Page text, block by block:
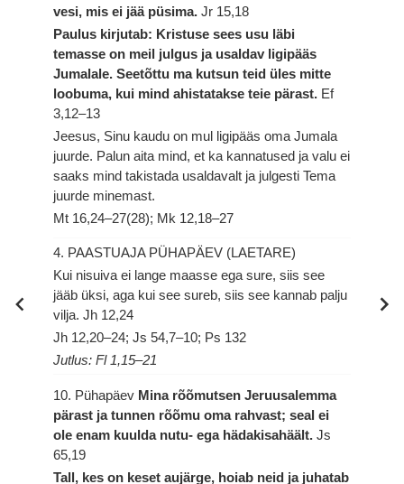
vesi, mis ei jää püsima.Jr 15,18
Paulus kirjutab: Kristuse sees usu läbi
temasse on meil julgus ja usaldav ligipääs
Jumalale. Seetõttu ma kutsun teid üles mitte
loobuma, kui mind ahistatakse teie pärast. Ef
3,12–13
Jeesus, Sinu kaudu on mul ligipääs oma Jumala
juurde. Palun aita mind, et ka kannatused ja valu ei
saaks mind takistada usaldavalt ja julgesti Tema
juurde minemast.
Mt 16,24–27(28); Mk 12,18–27
4. PAASTUAJA PÜHAPÄEV (LAETARE)
Kui nisuiva ei lange maasse ega sure, siis see
jääb üksi, aga kui see sureb, siis see kannab palju
vilja.Jh 12,24
Jh 12,20–24; Js 54,7–10; Ps 132
Jutlus: Fl 1,15–21
10. Pühapäev Mina rõõmutsen Jeruusalemma
pärast ja tunnen rõõmu oma rahvast; seal ei
ole enam kuulda nutu- ega hädakisahäält.Js
65,19
Tall, kes on keset aujärge, hoiab neid ja juhatab